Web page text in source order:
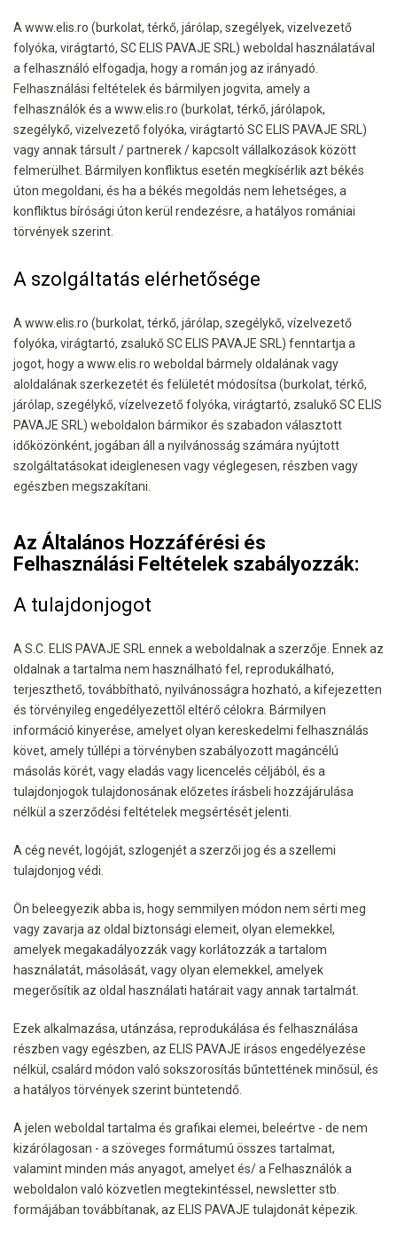
A www.elis.ro (burkolat, térkő, járólap, szegélyek, vizelvezető
folyóka, virágtartó, SC ELIS PAVAJE SRL) weboldal használatával
a felhasználó elfogadja, hogy a román jog az irányadó.
Felhasználási feltételek és bármilyen jogvita, amely a
felhasználók és a www.elis.ro (burkolat, térkő, járólapok,
szegélykő, vizelvezető folyóka, virágtartó SC ELIS PAVAJE SRL)
vagy annak társult / partnerek / kapcsolt vállalkozások között
felmerülhet. Bármilyen konfliktus esetén megkísérlik azt békés
úton megoldani, és ha a békés megoldás nem lehetséges, a
konfliktus bírósági úton kerül rendezésre, a hatályos romániai
törvények szerint.
A szolgáltatás elérhetősége
A www.elis.ro (burkolat, térkő, járólap, szegélykő, vízelvezető
folyóka, virágtartó, zsalukő SC ELIS PAVAJE SRL) fenntartja a
jogot, hogy a www.elis.ro weboldal bármely oldalának vagy
aloldalának szerkezetét és felületét módosítsa (burkolat, térkő,
járólap, szegélykő, vízelvezető folyóka, virágtartó, zsalukő SC ELIS
PAVAJE SRL) weboldalon bármikor és szabadon választott
időközönként, jogában áll a nyilvánosság számára nyújtott
szolgáltatásokat ideiglenesen vagy véglegesen, részben vagy
egészben megszakítani.
Az Általános Hozzáférési és
Felhasználási Feltételek szabályozzák:
A tulajdonjogot
A S.C. ELIS PAVAJE SRL ennek a weboldalnak a szerzője. Ennek az
oldalnak a tartalma nem használható fel, reprodukálható,
terjeszthető, továbbítható, nyilvánosságra hozható, a kifejezetten
és törvényileg engedélyezettől eltérő célokra. Bármilyen
információ kinyerése, amelyet olyan kereskedelmi felhasználás
követ, amely túllépi a törvényben szabályozott magáncélú
másolás körét, vagy eladás vagy licencelés céljából, és a
tulajdonjogok tulajdonosának előzetes írásbeli hozzájárulása
nélkül a szerződési feltételek megsértését jelenti.
A cég nevét, logóját, szlogenjét a szerzői jog és a szellemi
tulajdonjog védi.
Ön beleegyezik abba is, hogy semmilyen módon nem sérti meg
vagy zavarja az oldal biztonsági elemeit, olyan elemekkel,
amelyek megakadályozzák vagy korlátozzák a tartalom
használatát, másolását, vagy olyan elemekkel, amelyek
megerősítik az oldal használati határait vagy annak tartalmát.
Ezek alkalmazása, utánzása, reprodukálása és felhasználása
részben vagy egészben, az ELIS PAVAJE irásos engedélyezése
nélkül, csalárd módon való sokszorosítás bűntettének minősül, és
a hatályos törvények szerint büntetendő.
A jelen weboldal tartalma és grafikai elemei, beleértve - de nem
kizárólagosan - a szöveges formátumú összes tartalmat,
valamint minden más anyagot, amelyet és/ a Felhasználók a
weboldalon való közvetlen megtekintéssel, newsletter stb.
formájában továbbítanak, az ELIS PAVAJE tulajdonát képezik.